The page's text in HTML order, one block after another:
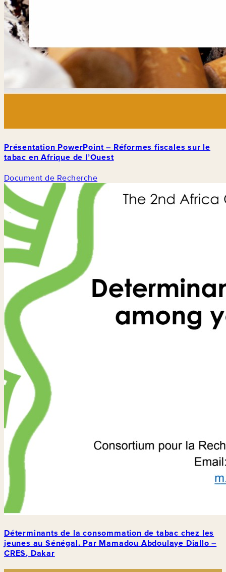
Présentation PowerPoint – Réformes fiscales sur le
tabac en Afrique de l’Ouest
Document de Recherche
Déterminants de la consommation de tabac chez les
jeunes au Sénégal. Par Mamadou Abdoulaye Diallo –
CRES, Dakar